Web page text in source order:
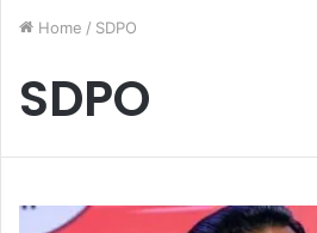
Home / SDPO
SDPO